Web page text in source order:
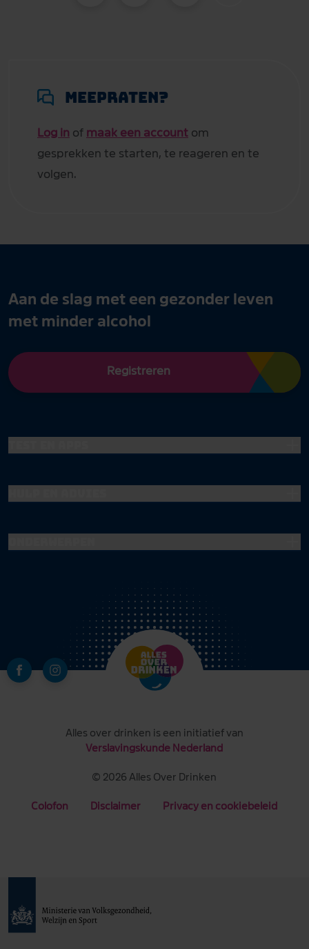
Meepraten?
Log in of maak een account om
gesprekken te starten, te reageren en te
volgen.
Aan de slag met een gezonder leven
met minder alcohol
Registreren
© 2026 Alles Over Drinken
Alles over drinken is een initiatief van
Verslavingskunde Nederland
Colofon Disclaimer Privacy en cookiebeleid